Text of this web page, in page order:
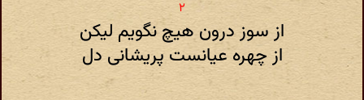
از سوز درون هیچ نگویم لیکن
از چهره عیانست پریشانی دل